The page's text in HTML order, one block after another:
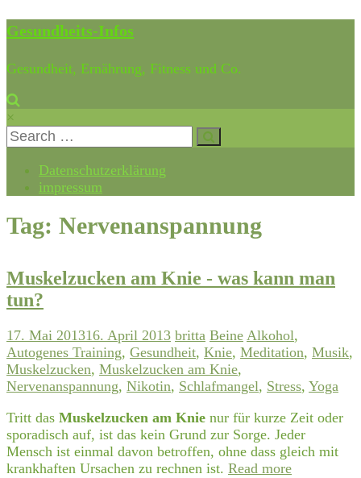
Gesundheits-Infos
Gesundheit, Ernährung, Fitness und Co.
×
Datenschutzerklärung
impressum
Tag: Nervenanspannung
Muskelzucken am Knie - was kann man
tun?
17. Mai 201316. April 2013 britta Beine Alkohol,
Autogenes Training, Gesundheit, Knie, Meditation, Musik,
Muskelzucken, Muskelzucken am Knie,
Nervenanspannung, Nikotin, Schlafmangel, Stress, Yoga
Tritt das Muskelzucken am Knie nur für kurze Zeit oder
sporadisch auf, ist das kein Grund zur Sorge. Jeder
Mensch ist einmal davon betroffen, ohne dass gleich mit
krankhaften Ursachen zu rechnen ist. Read more